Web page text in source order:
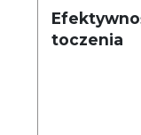
toczenia